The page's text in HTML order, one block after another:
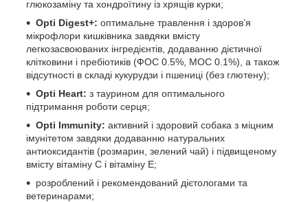
глюкозаміну та хондроїтину із хрящів курки;
Opti Digest+: оптимальне травлення і здоров’я
мікрофлори кишківника завдяки вмісту
легкозасвоюваних інгредієнтів, додаванню дієтичної
клітковини і пребіотиків (ФОС 0.5%, МОС 0.1%), а також
відсутності в складі кукурудзи і пшениці (без глютену);
Opti Heart: з таурином для оптимального
підтримання роботи серця;
Opti Immunity: активний і здоровий собака з міцним
імунітетом завдяки додаванню натуральних
антиоксидантів (розмарин, зелений чай) і підвищеному
вмісту вітаміну С і вітаміну Е;
розроблений і рекомендований дієтологами та
ветеринарами;